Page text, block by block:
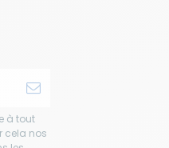
à tout
cela nos